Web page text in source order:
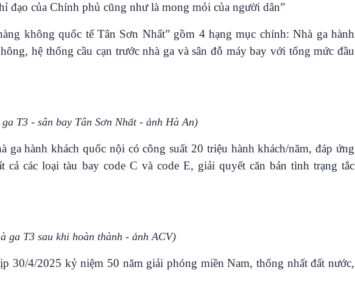
đạo của Chính phủ cũng như là mong mỏi của người dân”
không quốc tế Tân Sơn Nhất” gồm 4 hạng mục chính: Nhà ga hành
hệ thống cầu cạn trước nhà ga và sân đỗ máy bay với tổng mức đầu
T3 - sân bay Tân Sơn Nhất - ảnh Hà An)
ga hành khách quốc nội có công suất 20 triệu hành khách/năm, đáp ứng
cả các loại tàu bay code C và code E, giải quyết căn bản tình trạng tắc
ga T3 sau khi hoàn thành - ảnh ACV)
30/4/2025 kỷ niệm 50 năm giải phóng miền Nam, thống nhất đất nước,